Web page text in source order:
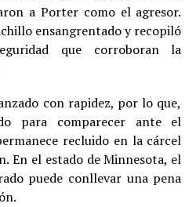
a Porter como el agresor.
ensangrentado y recopiló
que corroboran la
con rapidez, por lo que,
para comparecer ante el
recluido en la cárcel
En el estado de Minnesota, el
puede conllevar una pena